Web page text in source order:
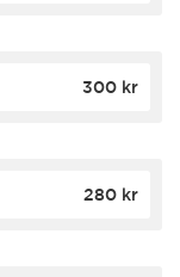
300 kr
280 kr